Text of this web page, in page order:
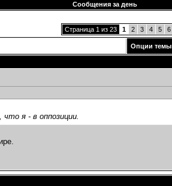
Сообщения за день
Страница 1 из 23 1 2 3 4 5 6
Опции темы
я - в оппозиции.